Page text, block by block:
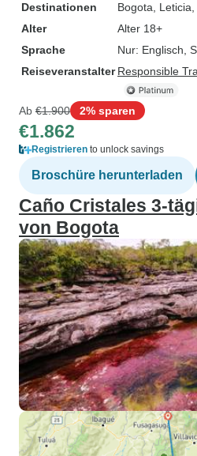
Destinationen
Bogota , Leticia
Alter
Alter 18+
Sprache
Nur: Englisch,
Reiseveranstalter Responsible
Ab €1.900 2% sparen
€1.862
Registrieren to unlock savings
Broschüre herunterladen
Caño Cristales 3-
von Bogota